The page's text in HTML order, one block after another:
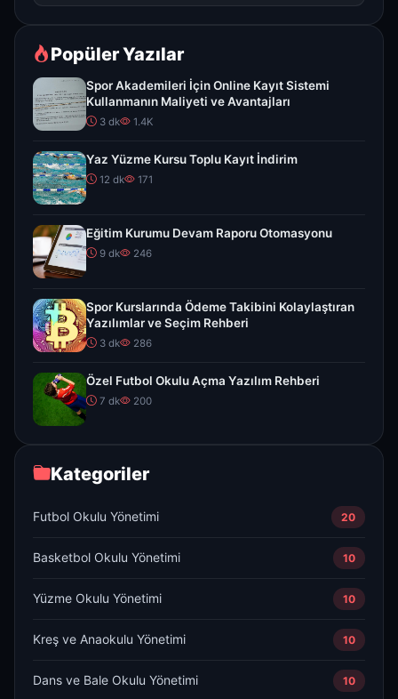
Popüler Yazılar
Spor Akademileri İçin Online Kayıt Sistemi
Kullanmanın Maliyeti ve Avantajları
3 dk 1.4K
Yaz Yüzme Kursu Toplu Kayıt İndirim
12 dk 171
Eğitim Kurumu Devam Raporu Otomasyonu
9 dk 246
Spor Kurslarında Ödeme Takibini Kolaylaştıran
Yazılımlar ve Seçim Rehberi
3 dk 286
Özel Futbol Okulu Açma Yazılım Rehberi
7 dk 200
Kategoriler
Futbol Okulu Yönetimi 20
Basketbol Okulu Yönetimi 10
Yüzme Okulu Yönetimi 10
Kreş ve Anaokulu Yönetimi 10
Dans ve Bale Okulu Yönetimi 10